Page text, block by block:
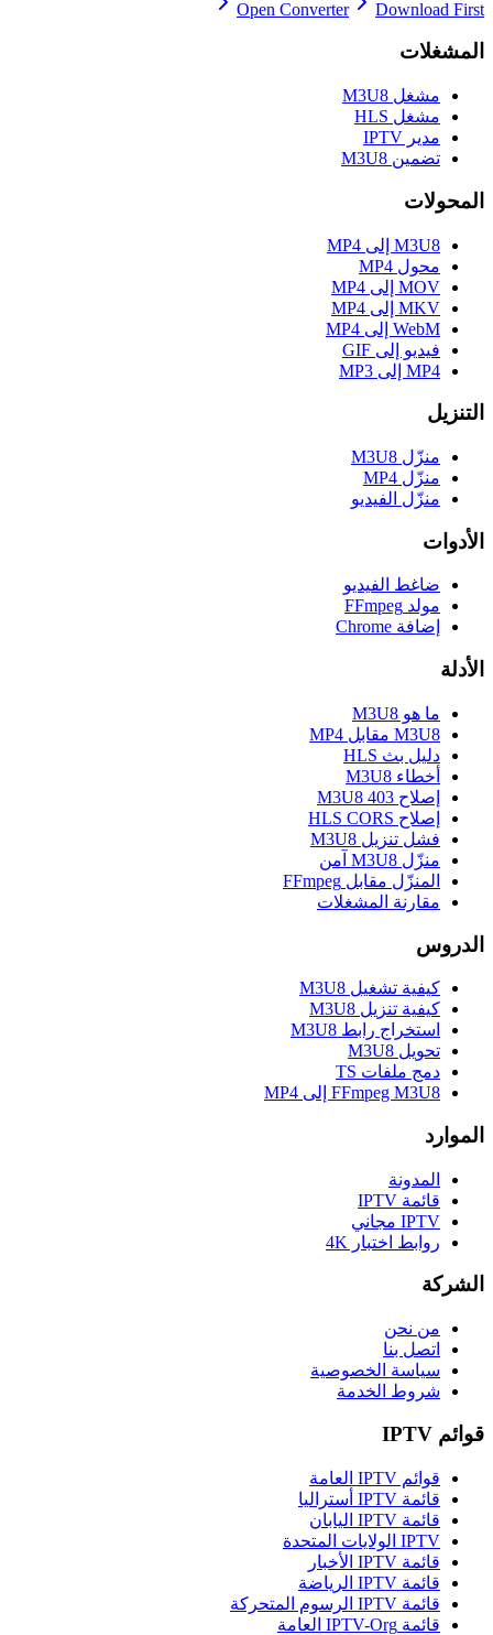
Open Converter Download First
المشغلات
مشغل M3U8
مشغل HLS
مدير IPTV
تضمين M3U8
المحولات
M3U8 إلى MP4
محول MP4
MOV إلى MP4
MKV إلى MP4
WebM إلى MP4
فيديو إلى GIF
MP4 إلى MP3
التنزيل
منزّل M3U8
منزّل MP4
منزّل الفيديو
الأدوات
ضاغط الفيديو
مولد FFmpeg
إضافة Chrome
الأدلة
ما هو M3U8
M3U8 مقابل MP4
دليل بث HLS
أخطاء M3U8
إصلاح M3U8 403
إصلاح HLS CORS
فشل تنزيل M3U8
منزّل M3U8 آمن
المنزّل مقابل FFmpeg
مقارنة المشغلات
الدروس
كيفية تشغيل M3U8
كيفية تنزيل M3U8
استخراج رابط M3U8
تحويل M3U8
دمج ملفات TS
FFmpeg M3U8 إلى MP4
الموارد
المدونة
قائمة IPTV
IPTV مجاني
روابط اختبار 4K
الشركة
من نحن
اتصل بنا
سياسة الخصوصية
شروط الخدمة
قوائم IPTV
قوائم IPTV العامة
قائمة IPTV أستراليا
قائمة IPTV اليابان
IPTV الولايات المتحدة
قائمة IPTV الأخبار
قائمة IPTV الرياضة
قائمة IPTV الرسوم المتحركة
قائمة IPTV-Org العامة